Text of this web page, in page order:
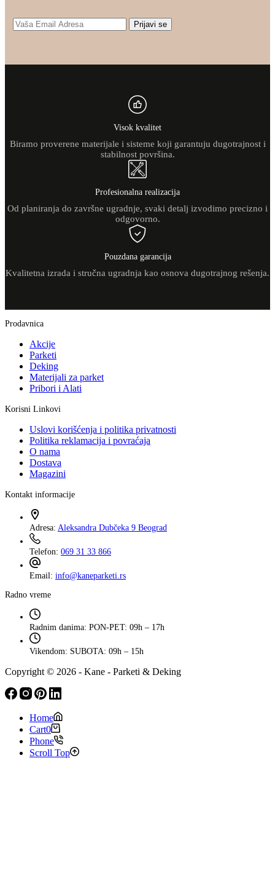
Prijavi se
Visok kvalitet
Biramo proverene materijale i sisteme koji garantuju dugotrajnost i
stabilnost površina.
Profesionalna realizacija
Od planiranja do završne ugradnje, svaki detalj izvodimo precizno i
odgovorno.
Pouzdana garancija
Kvalitetna izrada i stručna ugradnja kao osnova dugotrajnog rešenja.
Prodavnica
Akcije
Parketi
Deking
Materijali za parket
Pribori i Alati
Korisni Linkovi
Uslovi korišćenja i politika privatnosti
Politika reklamacija i povraćaja
O nama
Dostava
Magazini
Kontakt informacije
Adresa: Aleksandra Dubčeka 9 Beograd
Telefon: 069 31 33 866
Email: info@kaneparketi.rs
Radno vreme
Radnim danima: PON-PET: 09h – 17h
Vikendom: SUBOTA: 09h – 15h
Copyright © 2026 - Kane - Parketi & Deking
Home
Cart0
Phone
Scroll Top